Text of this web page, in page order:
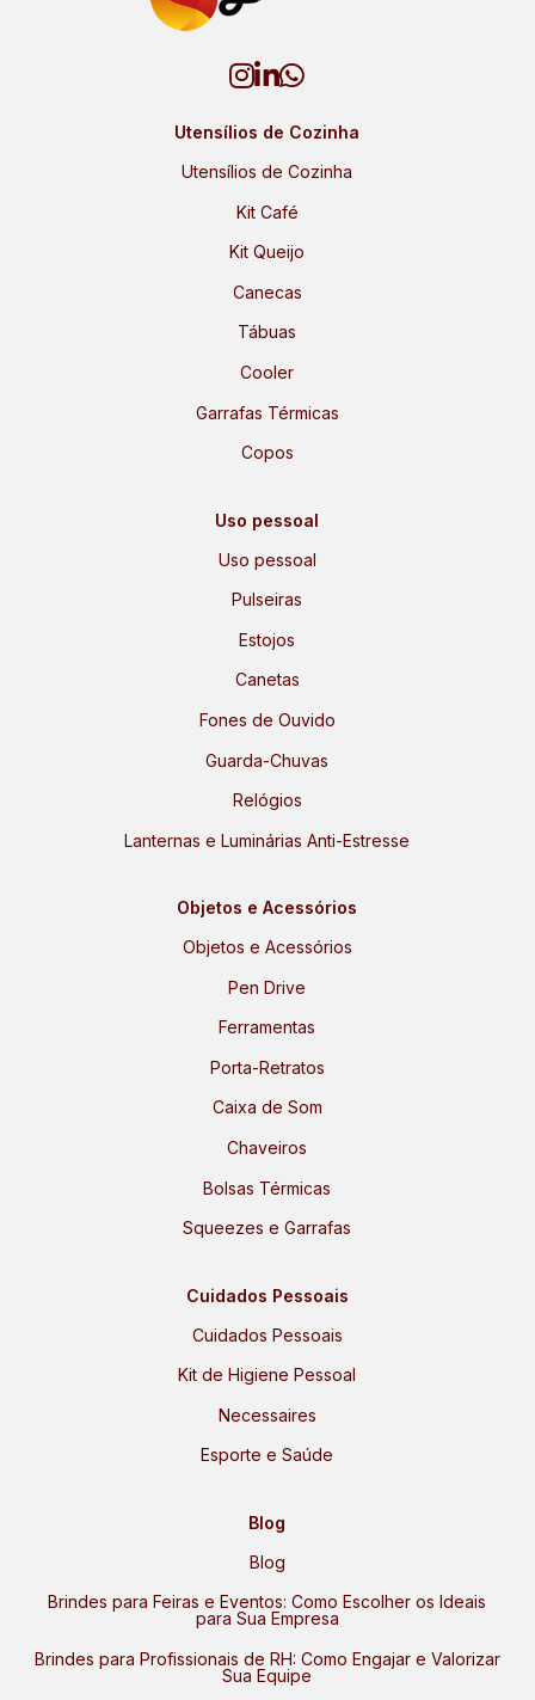
Utensílios de Cozinha
Utensílios de Cozinha
Kit Café
Kit Queijo
Canecas
Tábuas
Cooler
Garrafas Térmicas
Copos
Uso pessoal
Uso pessoal
Pulseiras
Estojos
Canetas
Fones de Ouvido
Guarda-Chuvas
Relógios
Lanternas e Luminárias Anti-Estresse
Objetos e Acessórios
Objetos e Acessórios
Pen Drive
Ferramentas
Porta-Retratos
Caixa de Som
Chaveiros
Bolsas Térmicas
Squeezes e Garrafas
Cuidados Pessoais
Cuidados Pessoais
Kit de Higiene Pessoal
Necessaires
Esporte e Saúde
Blog
Blog
Brindes para Feiras e Eventos: Como Escolher os Ideais
para Sua Empresa
Brindes para Profissionais de RH: Como Engajar e Valorizar
Sua Equipe